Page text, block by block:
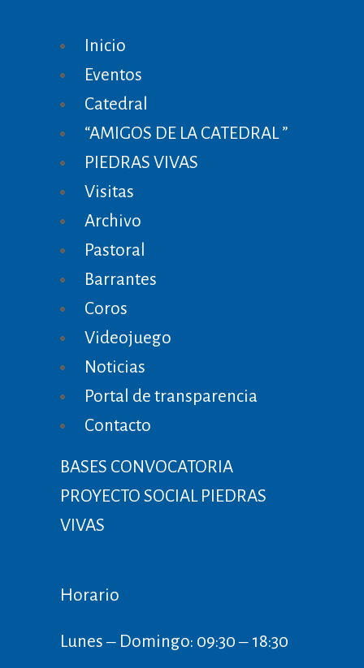
Inicio
Eventos
Catedral
“AMIGOS DE LA CATEDRAL ”
PIEDRAS VIVAS
Visitas
Archivo
Pastoral
Barrantes
Coros
Videojuego
Noticias
Portal de transparencia
Contacto
BASES CONVOCATORIA
PROYECTO SOCIAL PIEDRAS
VIVAS
Horario
Lunes ‒ Domingo: 09:30 ‒ 18:30